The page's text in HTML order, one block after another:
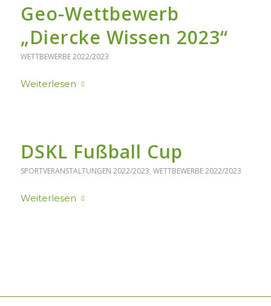
Geo-Wettbewerb
„Diercke Wissen 2023“
WETTBEWERBE 2022/2023
Weiterlesen
DSKL Fußball Cup
SPORTVERANSTALTUNGEN 2022/2023, WETTBEWERBE 2022/2023
Weiterlesen